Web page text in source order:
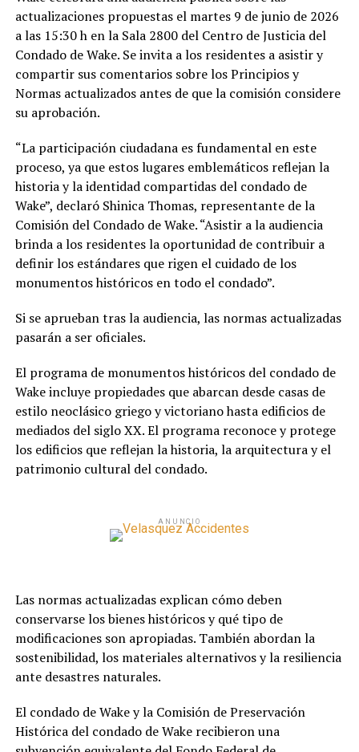
actualizaciones propuestas el martes 9 de junio de 2026
a las 15:30 h en la Sala 2800 del Centro de Justicia del
Condado de Wake. Se invita a los residentes a asistir y
compartir sus comentarios sobre los Principios y
Normas actualizados antes de que la comisión considere
su aprobación.
“La participación ciudadana es fundamental en este
proceso, ya que estos lugares emblemáticos reflejan la
historia y la identidad compartidas del condado de
Wake”, declaró Shinica Thomas, representante de la
Comisión del Condado de Wake. “Asistir a la audiencia
brinda a los residentes la oportunidad de contribuir a
definir los estándares que rigen el cuidado de los
monumentos históricos en todo el condado”.
Si se aprueban tras la audiencia, las normas actualizadas
pasarán a ser oficiales.
El programa de monumentos históricos del condado de
Wake incluye propiedades que abarcan desde casas de
estilo neoclásico griego y victoriano hasta edificios de
mediados del siglo XX. El programa reconoce y protege
los edificios que reflejan la historia, la arquitectura y el
patrimonio cultural del condado.
ANUNCIO
Las normas actualizadas explican cómo deben
conservarse los bienes históricos y qué tipo de
modificaciones son apropiadas. También abordan la
sostenibilidad, los materiales alternativos y la resiliencia
ante desastres naturales.
El condado de Wake y la Comisión de Preservación
Histórica del condado de Wake recibieron una